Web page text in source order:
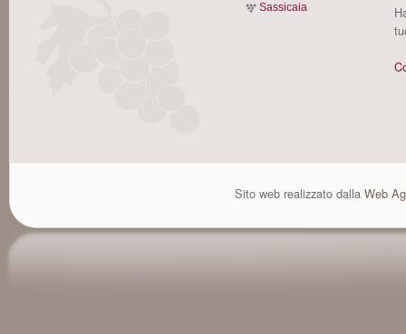
Sassicaia
Sito web realizzato dalla Web